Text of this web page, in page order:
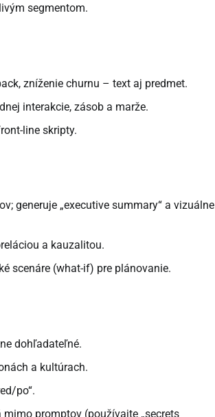
segmentom.
zníženie churnu – text aj predmet.
interakcie, zásob a marže.
line skripty.
generuje „executive summary“ a vizuálne
a kauzalitou.
scenáre (what-if) pre plánovanie.
dohľadateľné.
a kultúrach.
po“.
promptov (používajte „secrets